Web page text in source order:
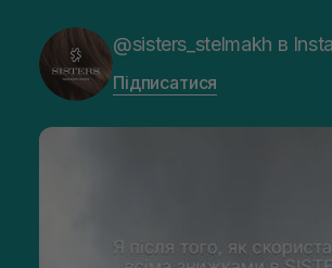
@sisters_stelmakh в
Підписатися